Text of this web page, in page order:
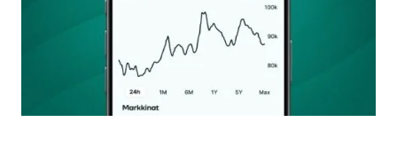
Nimesi tai nimimerkkisi
Sähköpostiosoitteesi